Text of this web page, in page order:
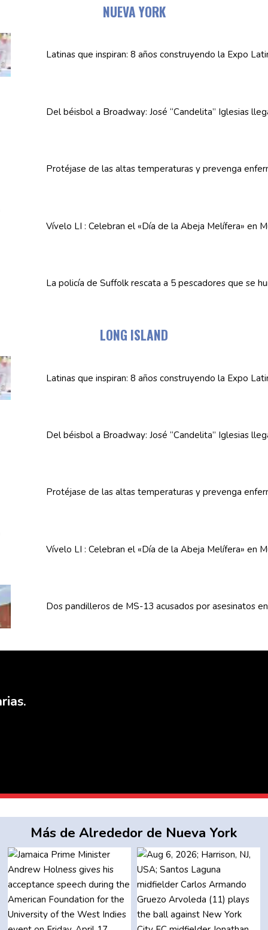
NUEVA YORK
Latinas que inspiran: 8 años construyendo la Expo
Del béisbol a Broadway: José “Candelita” Iglesias
Protéjase de las altas temperaturasy prevenga
Vívelo LI : Celebran el «Día de la Abeja Melífera» en
La policía de Suffolk rescata a 5 pescadores que se
LONG ISLAND
Latinas que inspiran: 8 años construyendo la Expo
Del béisbol a Broadway: José “Candelita” Iglesias
Protéjase de las altas temperaturasy prevenga
Vívelo LI : Celebran el «Día de la Abeja Melífera» en
Dos pandillerosde MS-13 acusados por asesinatos
Más de Alrededor de Nueva York